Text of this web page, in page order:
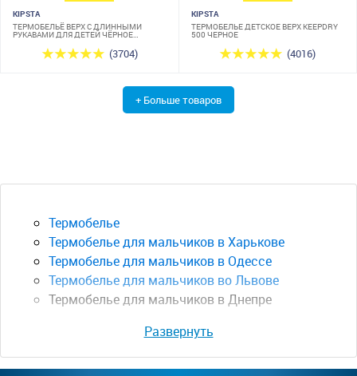
KIPSTA
ТЕРМОБЕЛЬЁ ВЕРХ С ДЛИННЫМИ
РУКАВАМИ ДЛЯ ДЕТЕЙ ЧЁРНОЕ
(3704)
KIPSTA
ТЕРМОБЕЛЬЕ ДЕТСКОЕ ВЕРХ KEEPDRY
500 ЧЕРНОЕ
(4016)
+ Больше товаров
Термобелье
Термобелье для мальчиков в Харькове
Термобелье для мальчиков в Одессе
Термобелье для мальчиков во Львове
Термобелье для мальчиков в Днепре
Развернуть